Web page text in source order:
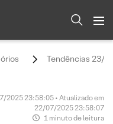
Tendências 23/
2025 23:58:05 • Atualizado em
22/07/2025 23:58:07
1 minuto de leitura